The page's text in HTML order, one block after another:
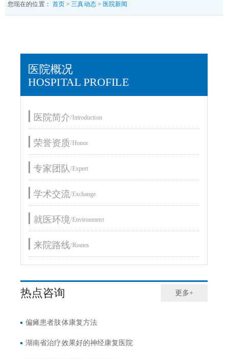
您现在的位置： 首页 >三真动态> 医院新闻
医院概况
HOSPITAL PROFILE
医院简介/Introduction
荣誉资质/Honor
专家团队/Expert
学术交流/Exchange
就医环境/Environment
来院路线/Routes
热点咨询 更多+
偏瘫患者肢体康复方法
湖南省治疗效果好的神经康复医院